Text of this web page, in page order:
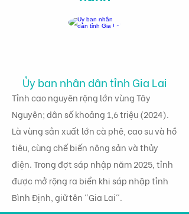
Ủy ban nhân dân tỉnh Gia Lai
Tỉnh cao nguyên rộng lớn vùng Tây
Nguyên; dân số khoảng 1,6 triệu (2024).
Là vùng sản xuất lớn cà phê, cao su và hồ
tiêu, cùng chế biến nông sản và thủy
điện. Trong đợt sáp nhập năm 2025, tỉnh
được mở rộng ra biển khi sáp nhập tỉnh
Bình Định, giữ tên "Gia Lai".